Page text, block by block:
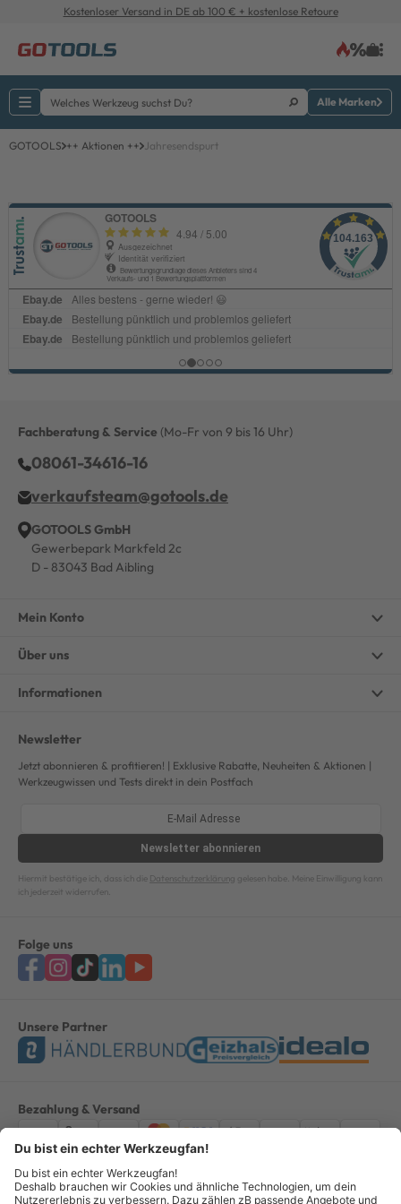
Kostenloser Versand in DE ab 100 € + kostenlose Retoure
Alle Marken
GOTOOLS ++ Aktionen ++ Jahresendspurt
Fachberatung & Service (Mo-Fr von 9 bis 16 Uhr)
08061-34616-16
verkaufsteam@gotools.de
GOTOOLS GmbH
Gewerbepark Markfeld 2c
D - 83043 Bad Aibling
Mein Konto
Über uns
Informationen
Newsletter
Jetzt abonnieren & profitieren! | Exklusive Rabatte, Neuheiten & Aktionen |
Werkzeugwissen und Tests direkt in dein Postfach
Newsletter abonnieren
Hiermit bestätige ich, dass ich die Datenschutzerklärung gelesen habe. Meine Einwilligung kann
ich jederzeit widerrufen.
Folge uns
Unsere Partner
Bezahlung & Versand